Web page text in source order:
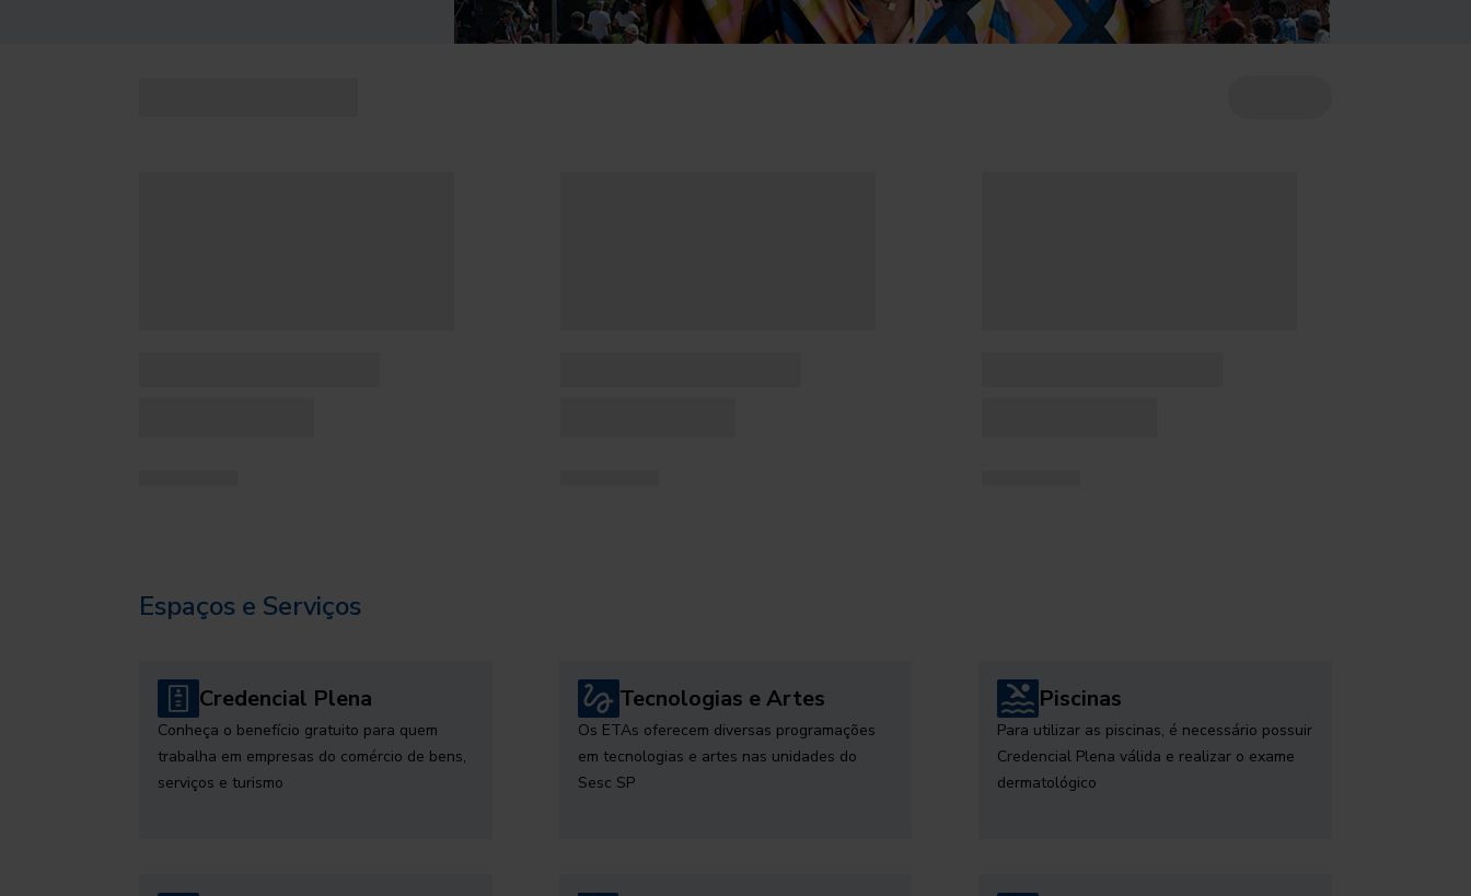
Espaços e Serviços
Credencial Plena
Conheça o benefício gratuito para quem
trabalha em empresas do comércio de bens,
serviços e turismo
Tecnologias e Artes
Os ETAs oferecem diversas programações
em tecnologias e artes nas unidades do
Sesc SP
Piscinas
Para utilizar as piscinas, é necessário possuir
Credencial Plena válida e realizar o exame
dermatológico